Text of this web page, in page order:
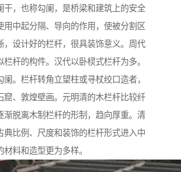
干，也称勾阑，是桥梁和建筑上的安全
用中起分隔、导向的作用，使被分割区
，设计好的栏杆，很具装饰意义。周代
栏杆的构件。汉代以卧棂式栏杆为多。
阑。栏杆转角立望柱或寻杖绞口造者，
窟、敦煌壁画。元明清的木栏杆比较纤
渐脱离木制栏杆的形制，趋向厚重。清
典比例、尺度和装饰的栏杆形式进入中
材料和造型更为多样。